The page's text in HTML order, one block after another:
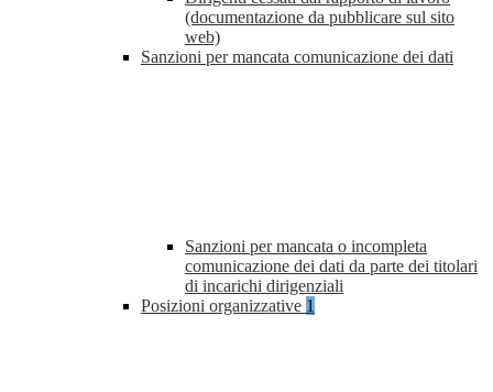
(documentazione da pubblicare sul sito
web)
Sanzioni per mancata comunicazione dei dati
Sanzioni per mancata o incompleta
comunicazione dei dati da parte dei titolari
di incarichi dirigenziali
Posizioni organizzative 1